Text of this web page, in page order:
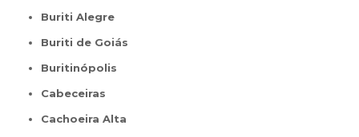
Buriti Alegre
Buriti de Goiás
Buritinópolis
Cabeceiras
Cachoeira Alta